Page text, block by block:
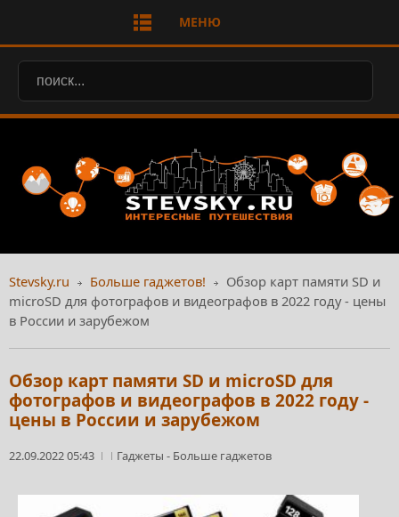
МЕНЮ
Stevsky.ru Больше гаджетов!
Обзор карт памяти SD и
microSD для фотографов и видеографов в 2022 году - цены
в России и зарубежом
Обзор карт памяти SD и microSD для
фотографов и видеографов в 2022 году -
цены в России и зарубежом
22.09.2022 05:43 Гаджеты - Больше гаджетов